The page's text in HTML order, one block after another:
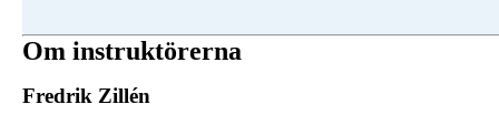
Om instruktörerna
Fredrik Zillén